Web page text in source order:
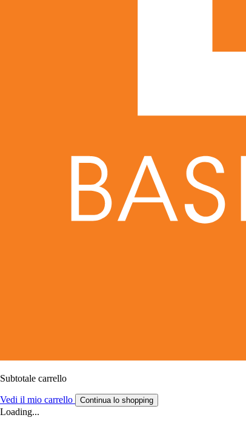
Subtotale carrello
Vedi il mio carrello Continua lo shopping
Loading...